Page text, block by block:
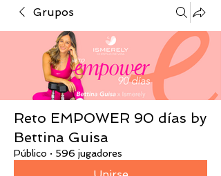
Grupos
Reto EMPOWER 90 días by
Bettina Guisa
Público · 596 jugadores